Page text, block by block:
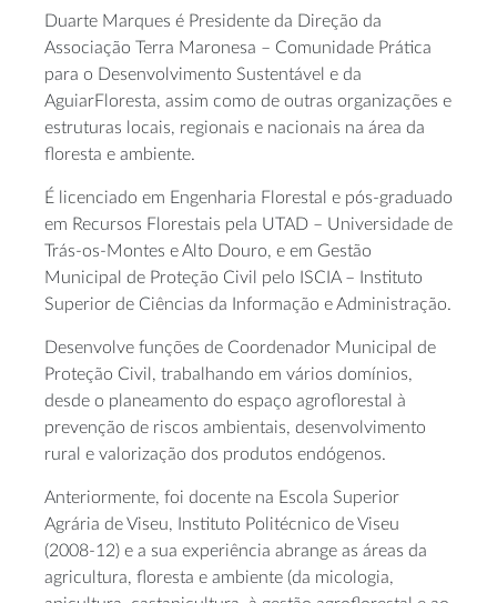
Duarte Marques é Presidente da Direção da
Associação Terra Maronesa – Comunidade Prática
para o Desenvolvimento Sustentável e da
AguiarFloresta, assim como de outras organizações e
estruturas locais, regionais e nacionais na área da
floresta e ambiente.
É licenciado em Engenharia Florestal e pós-graduado
em Recursos Florestais pela UTAD – Universidade de
Trás-os-Montes e Alto Douro, e em Gestão
Municipal de Proteção Civil pelo ISCIA – Instituto
Superior de Ciências da Informação e Administração.
Desenvolve funções de Coordenador Municipal de
Proteção Civil, trabalhando em vários domínios,
desde o planeamento do espaço agroflorestal à
prevenção de riscos ambientais, desenvolvimento
rural e valorização dos produtos endógenos.
Anteriormente, foi docente na Escola Superior
Agrária de Viseu, Instituto Politécnico de Viseu
(2008-12) e a sua experiência abrange as áreas da
agricultura, floresta e ambiente (da micologia,